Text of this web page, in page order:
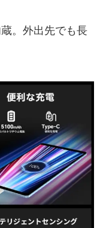
。外出先でも長